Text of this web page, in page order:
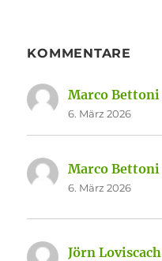
KOMMENTARE
Marco Bettoni
6. März 2026
Marco Bettoni
6. März 2026
Jörn Loviscach